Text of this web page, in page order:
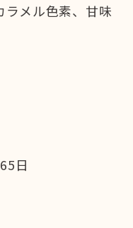
メル色素、甘味
日